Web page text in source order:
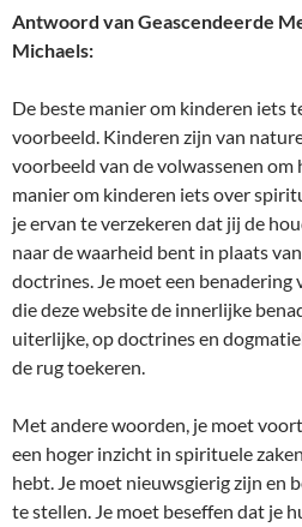
Antwoord van Geascendeerde
Michaels:
De beste manier om kinderen iets
voorbeeld. Kinderen zijn van
voorbeeld van de volwassenen om
manier om kinderen iets over
je ervan te verzekeren dat jij de
naar de waarheid bent in plaats
doctrines. Je moet een
die deze website de innerlijke
uiterlijke, op doctrines en
de rug toekeren.
Met andere woorden, je moet
een hoger inzicht in spirituele
hebt. Je moet nieuwsgierig zijn en
te stellen. Je moet beseffen dat je